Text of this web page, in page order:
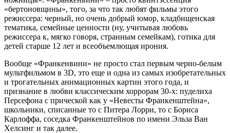
«бертоновщины», того, за что так любят фильмы этого
режиссера: черный, но очень добрый юмор, кладбищенская
тематика, семейные ценности (ну, учитывая любовь
режиссера к, мягко говоря, странным семейкам), готика для
детей старше 12 лет и всеобъемлющая ирония.
Вообще «Франкенвини» не просто стал первым черно-белым
мультфильмом в 3D, это еще и одна из самых изобретательных
и трогательных анимационных картин этого года, и
признание в любви классическим хоррорам 30-х: пуделиха
Персефона с прической как у «Невесты Франкенштейна»,
школьники, списанные то с Питера Лорри, то с Бориса
Карлоффа, соседка Франкенштейнов по имени Эльза Ван
Хелсинг и так далее.